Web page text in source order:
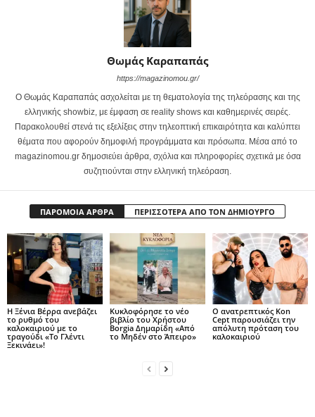
Θωμάς Καραπαπάς
https://magazinomou.gr/
Ο Θωμάς Καραπαπάς ασχολείται με τη θεματολογία της τηλεόρασης και της
ελληνικής showbiz, με έμφαση σε reality shows και καθημερινές σειρές.
Παρακολουθεί στενά τις εξελίξεις στην τηλεοπτική επικαιρότητα και καλύπτει
θέματα που αφορούν δημοφιλή προγράμματα και πρόσωπα. Μέσα από το
magazinomou.gr δημοσιεύει άρθρα, σχόλια και πληροφορίες σχετικά με όσα
συζητιούνται στην ελληνική τηλεόραση.
ΠΑΡΟΜΟΙΑ ΑΡΘΡΑ ΠΕΡΙΣΣΟΤΕΡΑ ΑΠΟ ΤΟΝ ΔΗΜΙΟΥΡΓΟ
Η Ξένια Βέρρα ανεβάζει
το ρυθμό του
καλοκαιριού με το
τραγούδι «Το Γλέντι
Ξεκινάει»!
Κυκλοφόρησε το νέο
βιβλίο του Χρήστου
Borgia Δημαρίδη «Από
το Μηδέν στο Άπειρο»
Ο ανατρεπτικός Kon
Cept παρουσιάζει την
απόλυτη πρόταση του
καλοκαιριού